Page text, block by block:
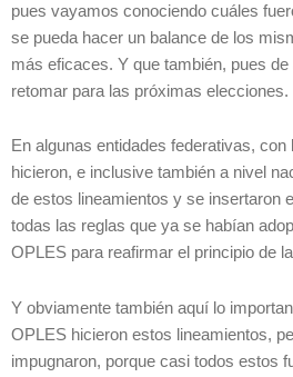
pues vayamos conociendo cuáles
se pueda hacer un balance de los
más eficaces. Y que también, pues
retomar para las próximas elecciones.
En algunas entidades federativas,
hicieron, e inclusive también a nivel
de estos lineamientos y se insertaron
todas las reglas que ya se habían
OPLES para reafirmar el principio de
Y obviamente también aquí lo
OPLES hicieron estos lineamientos,
impugnaron, porque casi todos estos